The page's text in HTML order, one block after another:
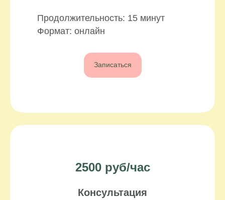
Продолжительность: 15 минут
Формат: онлайн
Записаться
2500 руб/час
Консультация